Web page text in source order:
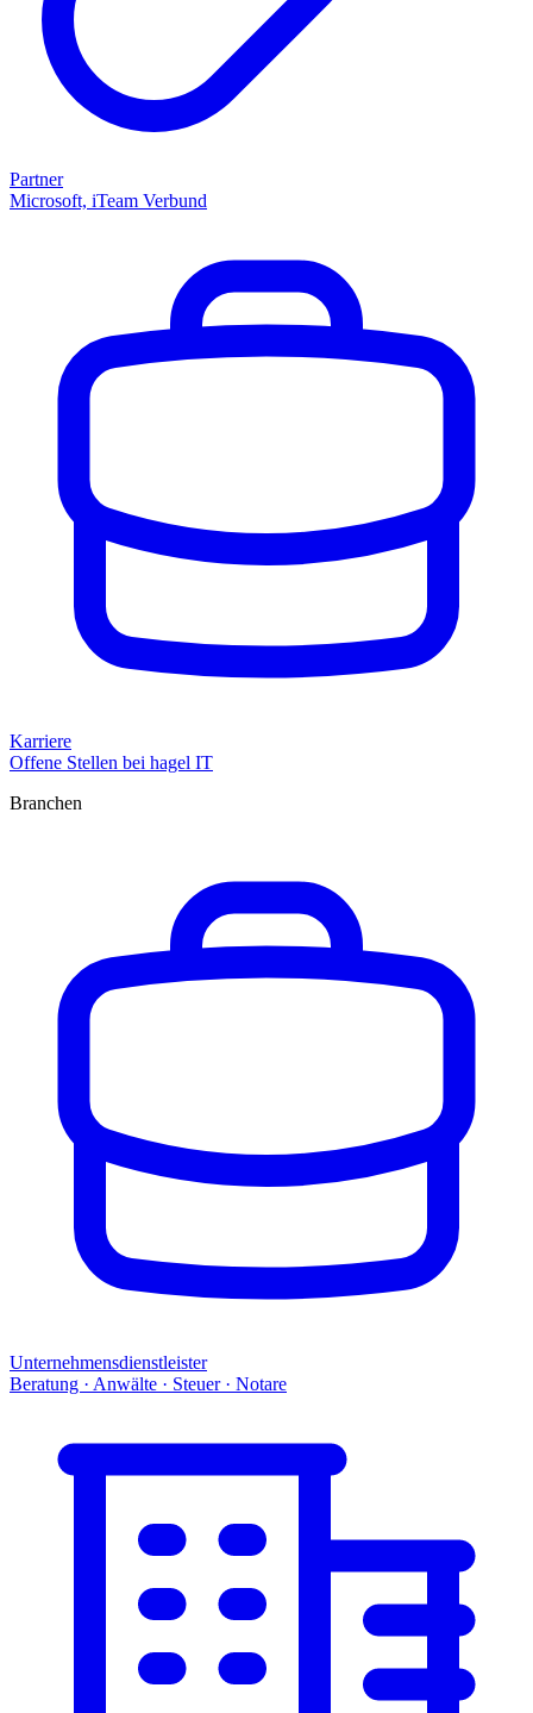
Partner
Microsoft, iTeam Verbund
Karriere
Offene Stellen bei hagel IT
Branchen
Unternehmensdienstleister
Beratung · Anwälte · Steuer · Notare